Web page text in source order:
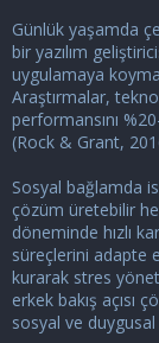
Günlük yaşamda
bir yazılım
uygulamaya
Araştırmalar,
performansını
(Rock & Grant,
Sosyal bağlamda
çözüm üretebilir
döneminde hızlı
süreçlerini adapte
kurarak stres
erkek bakış açısı
sosyal ve